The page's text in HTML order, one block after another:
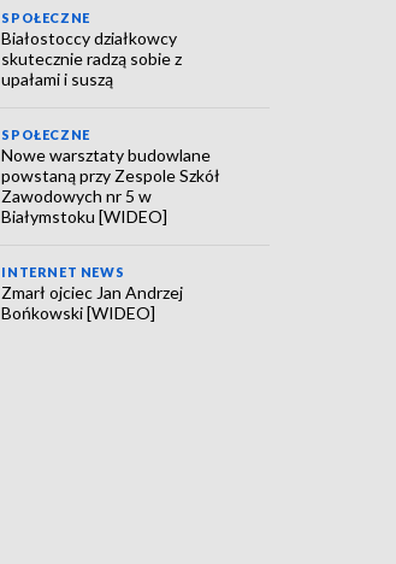
SPOŁECZNE
Białostoccy działkowcy
skutecznie radzą sobie z
upałami i suszą
SPOŁECZNE
Nowe warsztaty budowlane
powstaną przy Zespole Szkół
Zawodowych nr 5 w
Białymstoku [WIDEO]
INTERNET NEWS
Zmarł ojciec Jan Andrzej
Bońkowski [WIDEO]